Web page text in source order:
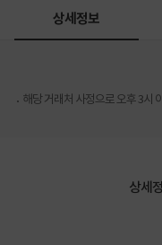
상세정보
해당 거래처 사정으로 오후 3시
상세